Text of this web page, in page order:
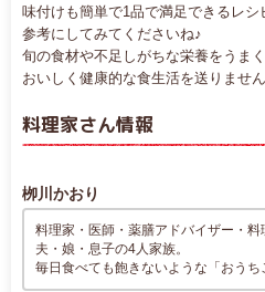
味付けも簡単で1品で満足できるレ
参考にしてみてくださいね♪
旬の食材や不足しがちな栄養をうまく
おいしく健康的な食生活を送りませ
料理家さん情報
栁川かおり
料理家・医師・薬膳アドバイザー・料
夫・娘・息子の4人家族。
毎日食べても飽きないような「おうち